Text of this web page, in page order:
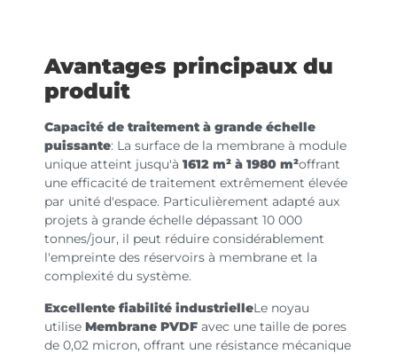
Avantages principaux du
produit
Capacité de traitement à grande échelle
puissante: La surface de la membrane à module
unique atteint jusqu'à 1612 m² à 1980 m²offrant
une efficacité de traitement extrêmement élevée
par unité d'espace. Particulièrement adapté aux
projets à grande échelle dépassant 10 000
tonnes/jour, il peut réduire considérablement
l'empreinte des réservoirs à membrane et la
complexité du système.
Excellente fiabilité industrielleLe noyau
utilise Membrane PVDF avec une taille de pores
de 0,02 micron, offrant une résistance mécanique